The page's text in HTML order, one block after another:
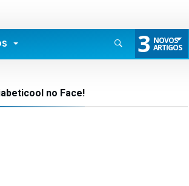
3 NOVOS
ARTIGOS
no Face!